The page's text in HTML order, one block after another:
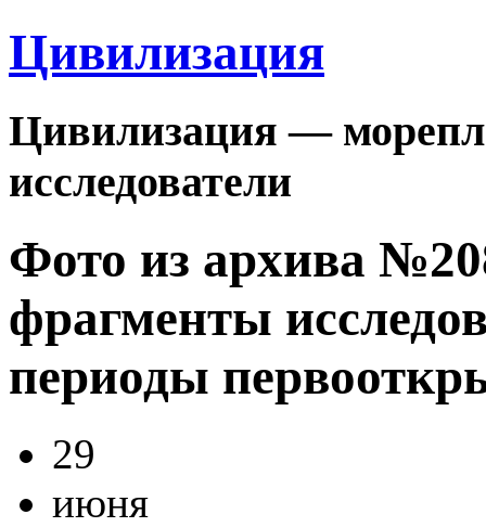
Цивилизация
Цивилизация —
исследователи
Фото из архива
фрагменты
периоды
29
июня